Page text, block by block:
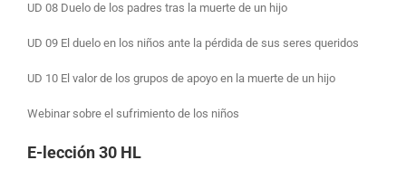
UD 08 Duelo de los padres tras la muerte de un hijo
UD 09 El duelo en los niños ante la pérdida de sus seres queridos
UD 10 El valor de los grupos de apoyo en la muerte de un hijo
Webinar sobre el sufrimiento de los niños
E-lección 30 HL